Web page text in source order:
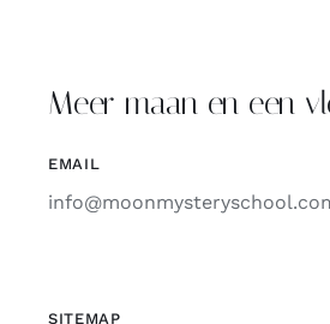
Meer maan en een
EMAIL
SITEMAP